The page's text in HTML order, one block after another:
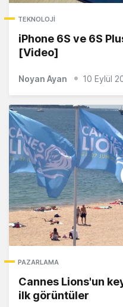
TEKNOLOJI
iPhone 6S ve 6S
[Video]
Noyan Ayan 10 Eylül
PAZARLAMA
Cannes Lions'un
ilk görüntüler